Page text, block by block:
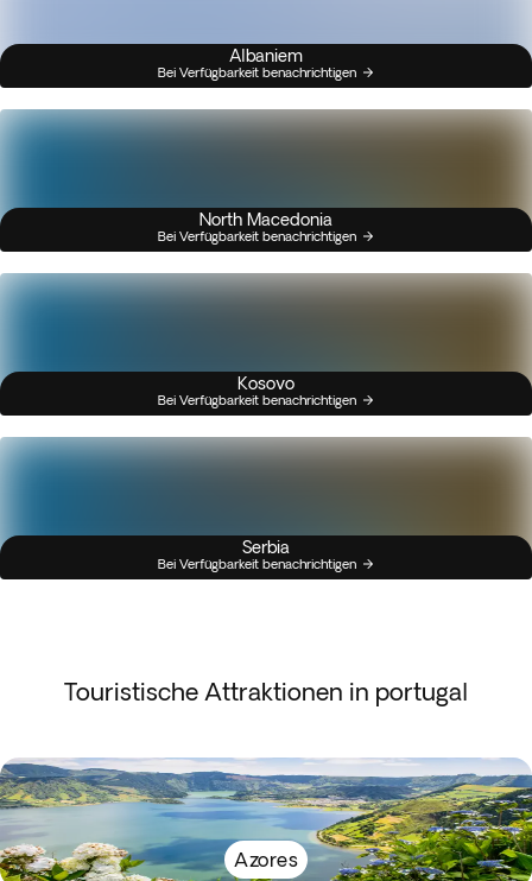
Albaniem
Bei Verfügbarkeit benachrichtigen
North Macedonia
Bei Verfügbarkeit benachrichtigen
Kosovo
Bei Verfügbarkeit benachrichtigen
Serbia
Bei Verfügbarkeit benachrichtigen
Touristische Attraktionen in portugal
Azores